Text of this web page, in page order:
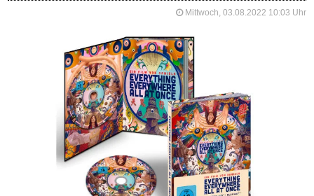
Mittwoch, 03.08.2022 10:03 Uhr